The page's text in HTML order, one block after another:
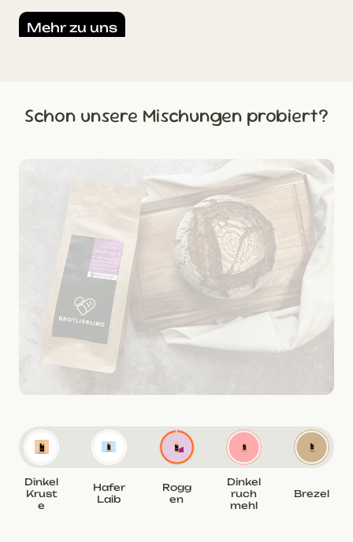
Mehr zu uns
Schon unsere Mischungen probiert?
Dinkel
Krust
e
Hafer
Laib
Rogg
en
Dinkel
ruch
mehl
Brezel